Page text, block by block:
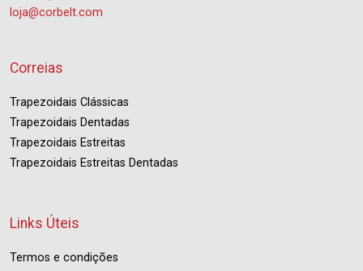
loja@corbelt.com
Correias
Trapezoidais Clássicas
Trapezoidais Dentadas
Trapezoidais Estreitas
Trapezoidais Estreitas Dentadas
Links Úteis
Termos e condições